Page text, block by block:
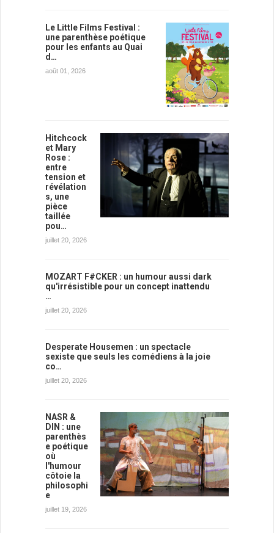
Le Little Films Festival :
une parenthèse poétique
pour les enfants au Quai
d…
août 01, 2026
Hitchcock
et Mary
Rose :
entre
tension et
révélation
s, une
pièce
taillée
pou…
juillet 20, 2026
MOZART F#CKER : un humour aussi dark
qu'irrésistible pour un concept inattendu
…
juillet 20, 2026
Desperate Housemen : un spectacle
sexiste que seuls les comédiens à la joie
co…
juillet 20, 2026
NASR &
DIN : une
parenthès
e poétique
où
l'humour
côtoie la
philosophi
e
juillet 19, 2026